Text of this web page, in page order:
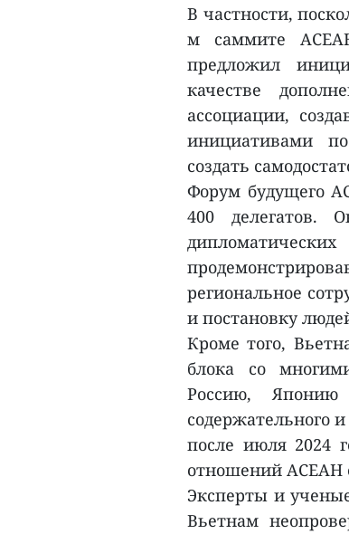
В частности,
м саммите
предложил
качестве
ассоциации,
инициативами
создать
Форум будущего
400 делегатов.
региональное
и постановку
Кроме того,
блока со
Россию, Японию
содержательного
после июля 2024
отношений АСЕАН
Эксперты и
Вьетнам